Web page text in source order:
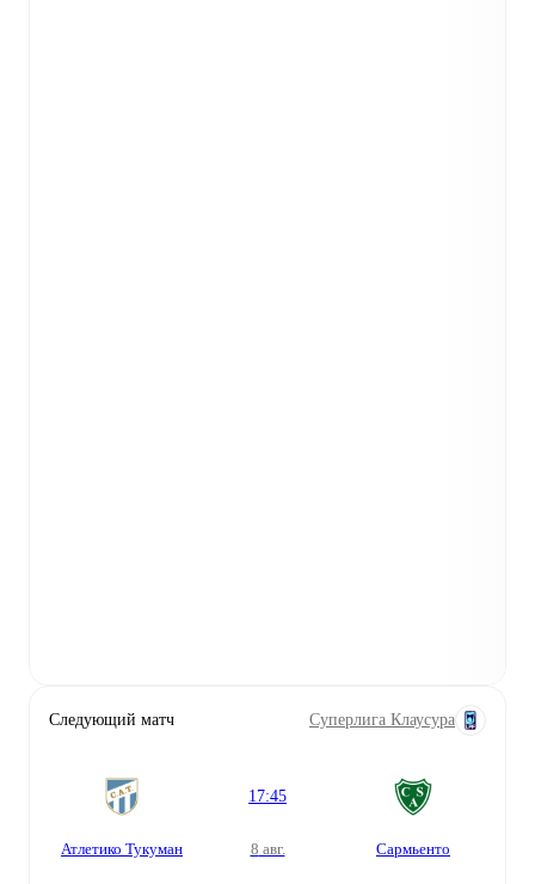
Следующий матч Суперлига Клаусура
Атлетико Тукуман
17:45
8 авг. Сармьенто